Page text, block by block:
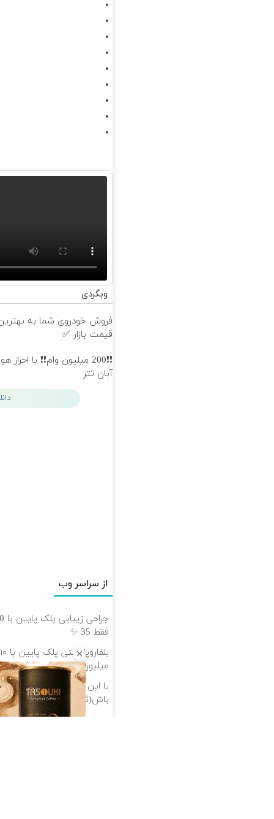
وبگردی
فروش خودروی شما به
قیمت بازار ✅
❗❗200 میلیون وام❗❗ با
آبان تتر
از سراسر وب
فقط 35 ✨
میلیون 👀
با این روش گیاهی لاغر
باش(ثبت سفارش با60%تخفیف)